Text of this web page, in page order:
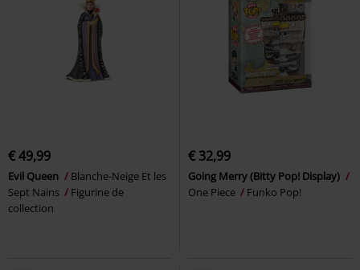
€ 49,99
Evil Queen
Blanche-Neige Et les
Sept Nains
Figurine de
collection
€ 32,99
Going Merry (Bitty Pop! Display)
One Piece
Funko Pop!